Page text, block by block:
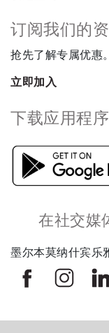
订阅我们的
抢先了解专属优惠。
立即加入
下载应用程序
在社交媒
墨尔本莫纳什宾乐